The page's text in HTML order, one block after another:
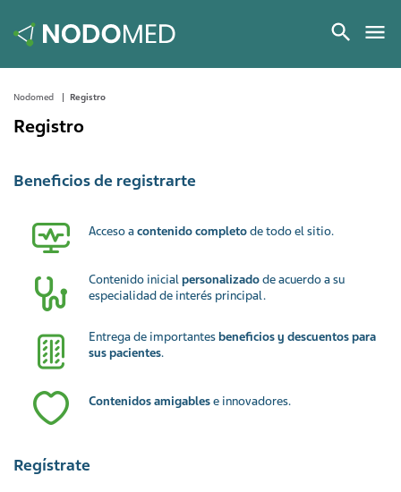
Nodomed Registro
Registro
Beneficios de registrarte
Acceso acontenido completode todo el sitio.
Contenido inicialpersonalizadode acuerdo a su
especialidad de interés principal.
Entrega de importantesbeneficios y descuentos para
sus pacientes.
Contenidos amigablese innovadores.
Regístrate